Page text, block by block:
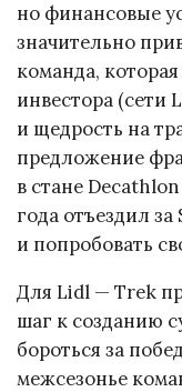
но финансовые
значительно
команда,
инвестора (сети
и щедрость на
предложение
в стане
года отъездил
и попробовать
Для Lidl — Trek
шаг к созданию
бороться за
межсезонье